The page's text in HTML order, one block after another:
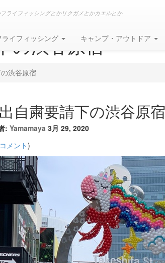
ライフィッシングとかリクガメとかカエルとか
ライフィッシング キャンプ・アウトドア
の渋谷原宿
渋谷原宿
自粛要請下の渋谷原宿
: Yamamaya 3月 29, 2020
メント)